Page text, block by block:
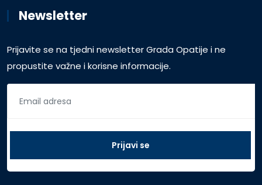
Newsletter
Prijavite se na tjedni newsletter Grada Opatije i ne
propustite važne i korisne informacije.